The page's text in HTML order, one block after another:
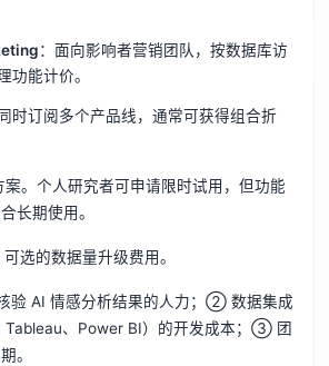
：面向影响者营销团队，按数据库访
功能计价。
时订阅多个产品线，通常可获得组合折
案。个人研究者可申请限时试用，但功能
长期使用。
选的数据量升级费用。
验 AI 情感分析结果的人力；② 数据集成
Tableau、Power BI）的开发成本；③ 团
。